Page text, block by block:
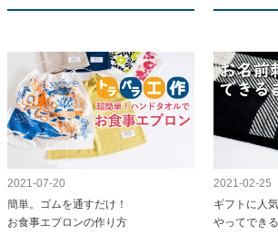
2021-07-20
簡単。ゴムを通すだけ！
お食事エプロンの作り方
2021-02-25
ギフトに人
やってでき